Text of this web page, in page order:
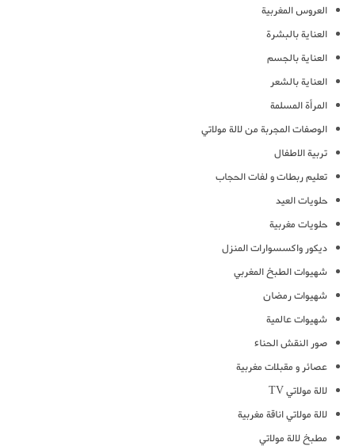
العروس المغربية
العناية بالبشرة
العناية بالجسم
العناية بالشعر
المرأة المسلمة
الوصفات المجربة من لالة مولاتي
تربية الاطفال
تعليم ربطات و لفات الحجاب
حلويات العيد
حلويات مغربية
ديكور واكسسوارات المنزل
شهيوات الطبخ المغربي
شهيوات رمضان
شهيوات عالمية
صور النقش الحناء
عصائر و مقبلات مغربية
لالة مولاتي TV
لالة مولاتي اناقة مغربية
مطبخ لالة مولاتي